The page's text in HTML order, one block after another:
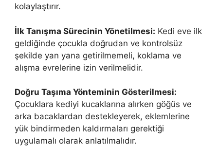
kolaylaştırır.
İlk Tanışma Sürecinin Yönetilmesi: Kedi eve ilk
geldiğinde çocukla doğrudan ve kontrolsüz
şekilde yan yana getirilmemeli, koklama ve
alışma evrelerine izin verilmelidir.
Doğru Taşıma Yönteminin Gösterilmesi:
Çocuklara kediyi kucaklarına alırken göğüs ve
arka bacaklardan destekleyerek, eklemlerine
yük bindirmeden kaldırmaları gerektiği
uygulamalı olarak anlatılmalıdır.